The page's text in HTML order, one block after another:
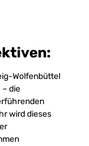
Wolfenbüttel
– die
wird dieses